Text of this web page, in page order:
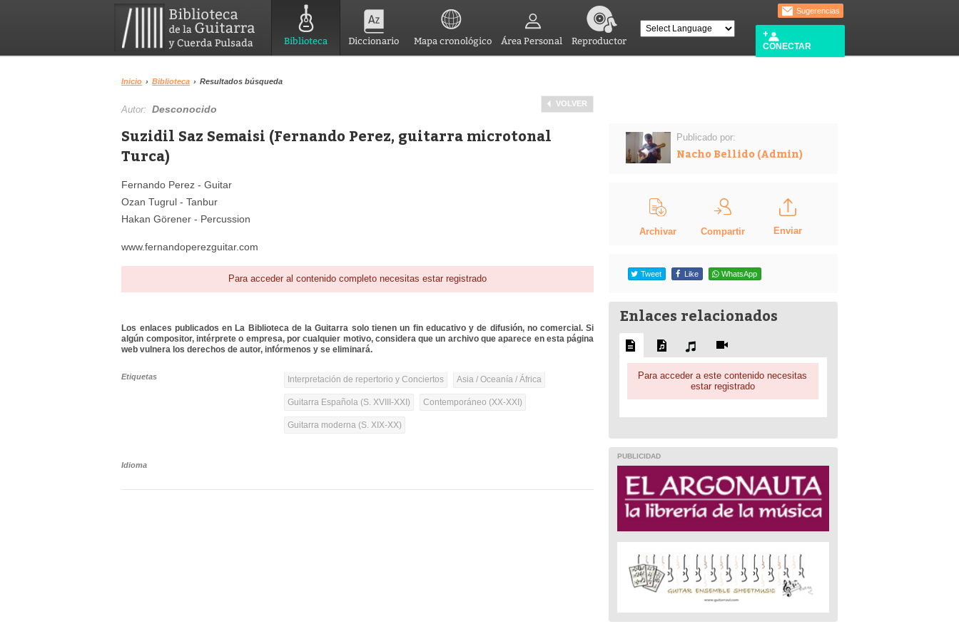
Biblioteca Diccionario Mapa cronológico Área Personal Reproductor
Sugerencias
CONECTAR
Inicio › Biblioteca › Resultados búsqueda
VOLVER
Autor:Desconocido
Suzidil Saz Semaisi (Fernando Perez, guitarra microtonal
Turca)
Fernando Perez - Guitar
Ozan Tugrul - Tanbur
Hakan Görener - Percussion
www.fernandoperezguitar.com
Para acceder al contenido completo necesitas estar registrado
Los enlaces publicados en La Biblioteca de la Guitarra solo tienen un fin educativo y de difusión, no comercial. Si
algún compositor, intérprete o empresa, por cualquier motivo, considera que un archivo que aparece en esta página
web vulnera los derechos de autor, infórmenos y se eliminará.
Etiquetas Interpretación de repertorio y Conciertos Asia / Oceanía / África
Guitarra Española (S. XVIII-XXI) Contemporáneo (XX-XXI)
Guitarra moderna (S. XIX-XX)
Idioma
Publicado por:
Nacho Bellido (Admin)
Archivar Compartir Enviar
Tweet Like WhatsApp
Enlaces relacionados
Para acceder a este contenido necesitas
estar registrado
PUBLICIDAD